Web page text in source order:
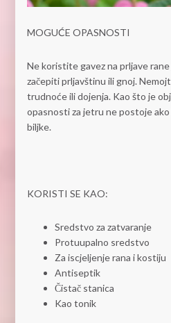
MOGUĆE OPASNOSTI
Ne koristite gavez na prljave
začepiti prljavštinu ili gnoj.
trudnoće ili dojenja. Kao što je
opasnosti za jetru ne postoje
biljke.
KORISTI SE KAO:
Sredstvo za zatvaranje
Protuupalno sredstvo
Za iscjeljenje rana i kostiju
Antiseptik
Čistač stanica
Kao tonik